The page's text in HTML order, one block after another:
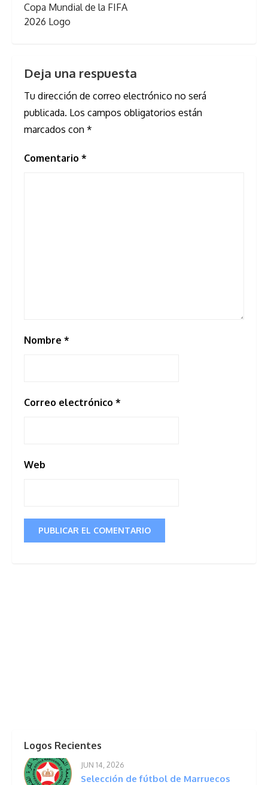
Copa Mundial de la FIFA
2026 Logo
Deja una respuesta
Tu dirección de correo electrónico no será
publicada. Los campos obligatorios están
marcados con *
Comentario *
Nombre *
Correo electrónico *
Web
Logos Recientes
JUN 14, 2026
Selección de fútbol de Marruecos